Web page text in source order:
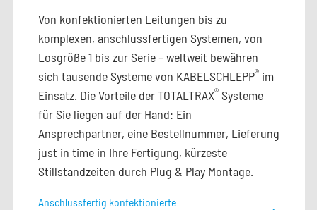
Von konfektionierten Leitungen bis zu
komplexen, anschlussfertigen Systemen, von
Losgröße 1 bis zur Serie – weltweit bewähren
sich tausende Systeme von KABELSCHLEPP®im
Einsatz. Die Vorteile der TOTALTRAX®Systeme
für Sie liegen auf der Hand: Ein
Ansprechpartner, eine Bestellnummer, Lieferung
just in time in Ihre Fertigung, kürzeste
Stillstandzeiten durch Plug & Play Montage.
Anschlussfertig konfektionierte